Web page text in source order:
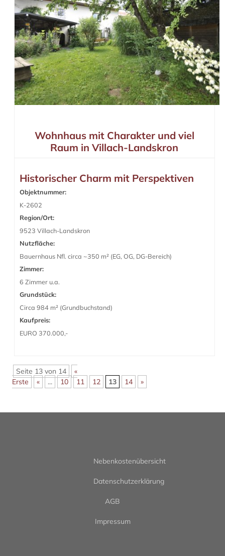
Wohnhaus mit Charakter und viel
Raum in Villach-Landskron
Historischer Charm mit Perspektiven
Objektnummer:
K-2602
Region/Ort:
9523 Villach-Landskron
Nutzfläche:
Bauernhaus Nfl. circa ~350 m² (EG, OG, DG-Bereich)
Zimmer:
6 Zimmer u.a.
Grundstück:
Circa 984 m² (Grundbuchstand)
Kaufpreis:
EURO 370.000,-
Seite 13 von 14
«
Erste
« ... 10 11 12 13 14 »
Nebenkostenübersicht
Datenschutzerklärung
AGB
Impressum